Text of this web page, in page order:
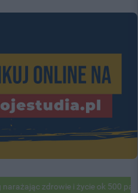
zdrowie i życie ok 500